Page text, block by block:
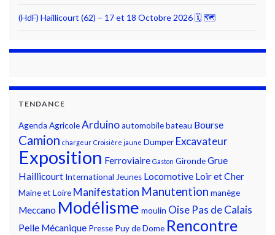
(HdF) Haillicourt (62) – 17 et 18 Octobre 2026 🗓 🗺
TENDANCE
Agenda AgricoleArduinoautomobilebateau Bourse
Camion chargeur Croisière jaune Dumper Excavateur
Exposition Ferroviaire Gaston GirondeGrue
Haillicourt International Jeunes Locomotive Loir et Cher
Maine et Loire Manifestation Manutention manège
Meccano Modélisme moulin Oise Pas de Calais
Pelle Mécanique Presse Puy de Dome Rencontre